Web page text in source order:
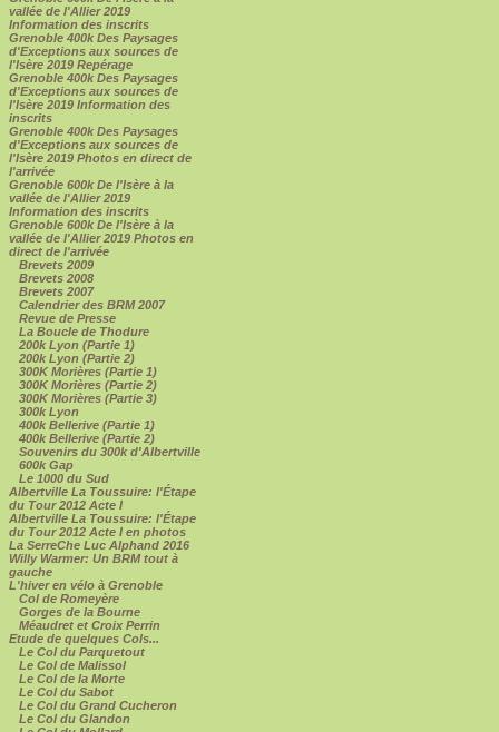
vallée de l'Allier 2019
Information des inscrits
Grenoble 400k Des Paysages
d'Exceptions aux sources de
l'Isère 2019 Repérage
Grenoble 400k Des Paysages
d'Exceptions aux sources de
l'Isère 2019 Information des
inscrits
Grenoble 400k Des Paysages
d'Exceptions aux sources de
l'Isère 2019 Photos en direct de
l'arrivée
Grenoble 600k De l'Isère à la
vallée de l'Allier 2019
Information des inscrits
Grenoble 600k De l'Isère à la
vallée de l'Allier 2019 Photos en
direct de l'arrivée
Brevets 2009
Brevets 2008
Brevets 2007
Calendrier des BRM 2007
Revue de Presse
La Boucle de Thodure
200k Lyon (Partie 1)
200k Lyon (Partie 2)
300K Morières (Partie 1)
300K Morières (Partie 2)
300K Morières (Partie 3)
300k Lyon
400k Bellerive (Partie 1)
400k Bellerive (Partie 2)
Souvenirs du 300k d'Albertville
600k Gap
Le 1000 du Sud
Albertville La Toussuire: l'Étape
du Tour 2012 Acte I
Albertville La Toussuire: l'Étape
du Tour 2012 Acte I en photos
La SerreChe Luc Alphand 2016
Willy Warmer: Un BRM tout à
gauche
L'hiver en vélo à Grenoble
Col de Romeyère
Gorges de la Bourne
Méaudret et Croix Perrin
Etude de quelques Cols...
Le Col du Parquetout
Le Col de Malissol
Le Col de la Morte
Le Col du Sabot
Le Col du Grand Cucheron
Le Col du Glandon